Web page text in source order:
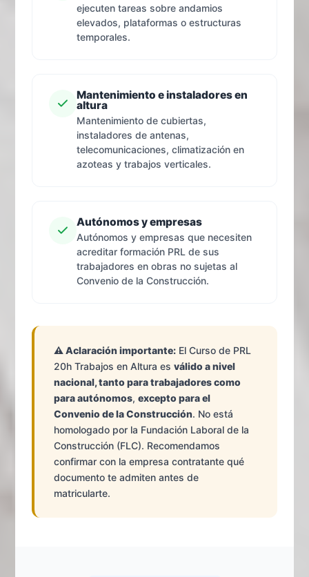
ejecuten tareas sobre andamios
elevados, plataformas o estructuras
temporales.
Mantenimiento e instaladores en
altura
Mantenimiento de cubiertas,
instaladores de antenas,
telecomunicaciones, climatización en
azoteas y trabajos verticales.
Autónomos y empresas
Autónomos y empresas que necesiten
acreditar formación PRL de sus
trabajadores en obras no sujetas al
Convenio de la Construcción.
⚠️ Aclaración importante: El Curso de PRL
20h Trabajos en Altura esválido a nivel
nacional, tanto para trabajadores como
para autónomos,excepto para el
Convenio de la Construcción. No está
homologado por la Fundación Laboral de la
Construcción (FLC). Recomendamos
confirmar con la empresa contratante qué
documento te admiten antes de
matricularte.